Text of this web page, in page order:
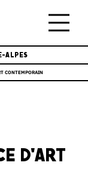
ALPES
CONTEMPORAIN
D'ART